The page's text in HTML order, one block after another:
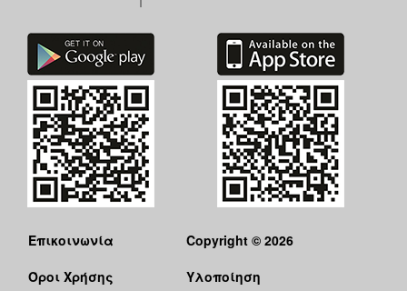
Επικοινωνία
Όροι Χρήσης
Copyright © 2026
Υλοποίηση